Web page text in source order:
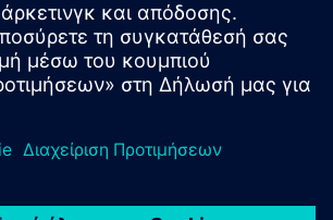
stimulating, hands-on workshops
environment.